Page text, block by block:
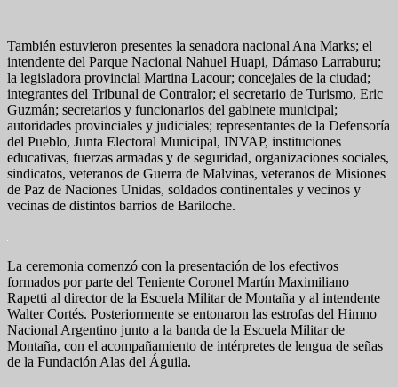
También estuvieron presentes la senadora nacional Ana Marks; el
intendente del Parque Nacional Nahuel Huapi, Dámaso Larraburu;
la legisladora provincial Martina Lacour; concejales de la ciudad;
integrantes del Tribunal de Contralor; el secretario de Turismo, Eric
Guzmán; secretarios y funcionarios del gabinete municipal;
autoridades provinciales y judiciales; representantes de la Defensoría
del Pueblo, Junta Electoral Municipal, INVAP, instituciones
educativas, fuerzas armadas y de seguridad, organizaciones sociales,
sindicatos, veteranos de Guerra de Malvinas, veteranos de Misiones
de Paz de Naciones Unidas, soldados continentales y vecinos y
vecinas de distintos barrios de Bariloche.
La ceremonia comenzó con la presentación de los efectivos
formados por parte del Teniente Coronel Martín Maximiliano
Rapetti al director de la Escuela Militar de Montaña y al intendente
Walter Cortés. Posteriormente se entonaron las estrofas del Himno
Nacional Argentino junto a la banda de la Escuela Militar de
Montaña, con el acompañamiento de intérpretes de lengua de señas
de la Fundación Alas del Águila.